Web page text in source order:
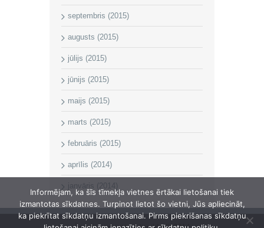
septembris (2015)
augusts (2015)
jūlijs (2015)
jūnijs (2015)
maijs (2015)
marts (2015)
februāris (2015)
aprīlis (2014)
janvāris (2014)
Informējam, ka šīs tīmekļa vietnes ērtākai lietošanai tiek
izmantotas sīkdatnes. Turpinot lietot šo vietni, Jūs apliecināt,
ka piekrītat sīkdatņu izmantošanai. Pirms piekrišanas sīkdatņu